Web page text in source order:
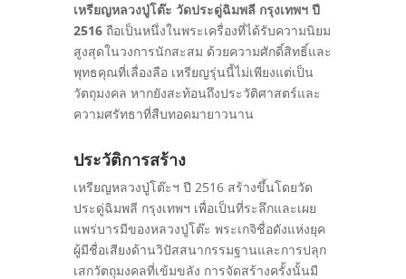
เหรียญหลวงปู่โต๊ะ วัดประดู่ฉิมพลี กรุงเทพฯ ปี
2516ถือเป็นหนึ่งในพระเครื่องที่ได้รับความนิยม
สูงสุดในวงการนักสะสม ด้วยความศักดิ์สิทธิ์และ
พุทธคุณที่เลื่องลือ เหรียญรุ่นนี้ไม่เพียงแต่เป็น
วัตถุมงคล หากยังสะท้อนถึงประวัติศาสตร์และ
ความศรัทธาที่สืบทอดมายาวนาน
ประวัติการสร้าง
เหรียญหลวงปู่โต๊ะฯ ปี 2516 สร้างขึ้นโดยวัด
ประดู่ฉิมพลี กรุงเทพฯ เพื่อเป็นที่ระลึกและเผย
แพร่บารมีของหลวงปู่โต๊ะ พระเกจิชื่อดังแห่งยุค
ผู้มีชื่อเสียงด้านวิปัสสนากรรมฐานและการปลุก
เสกวัตถุมงคลที่เข้มขลัง การจัดสร้างครั้งนั้นมี